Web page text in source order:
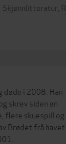
Skjønnlitteratur
døde i 2008. Han
skrev siden en
flere skuespill og
Brødet frå